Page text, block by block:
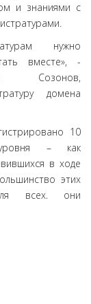
и знаниями с
нужно
вместе», -
Созонов,
домена
10
– как
в ходе
этих
всех, они